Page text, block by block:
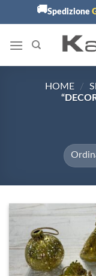
🚚Spedizione
HOME /